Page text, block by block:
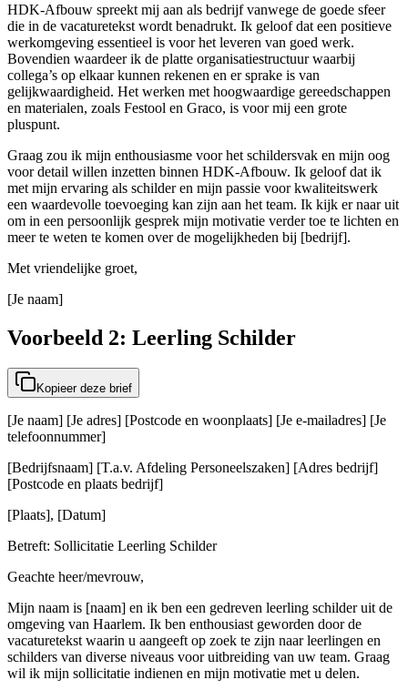
HDK-Afbouw spreekt mij aan als bedrijf vanwege de goede sfeer
die in de vacaturetekst wordt benadrukt. Ik geloof dat een positieve
werkomgeving essentieel is voor het leveren van goed werk.
Bovendien waardeer ik de platte organisatiestructuur waarbij
collega’s op elkaar kunnen rekenen en er sprake is van
gelijkwaardigheid. Het werken met hoogwaardige gereedschappen
en materialen, zoals Festool en Graco, is voor mij een grote
pluspunt.
Graag zou ik mijn enthousiasme voor het schildersvak en mijn oog
voor detail willen inzetten binnen HDK-Afbouw. Ik geloof dat ik
met mijn ervaring als schilder en mijn passie voor kwaliteitswerk
een waardevolle toevoeging kan zijn aan het team. Ik kijk er naar uit
om in een persoonlijk gesprek mijn motivatie verder toe te lichten en
meer te weten te komen over de mogelijkheden bij [bedrijf].
Met vriendelijke groet,
[Je naam]
Voorbeeld 2: Leerling Schilder
Kopieer deze brief
[Je naam] [Je adres] [Postcode en woonplaats] [Je e-mailadres] [Je
telefoonnummer]
[Bedrijfsnaam] [T.a.v. Afdeling Personeelszaken] [Adres bedrijf]
[Postcode en plaats bedrijf]
[Plaats], [Datum]
Betreft: Sollicitatie Leerling Schilder
Geachte heer/mevrouw,
Mijn naam is [naam] en ik ben een gedreven leerling schilder uit de
omgeving van Haarlem. Ik ben enthousiast geworden door de
vacaturetekst waarin u aangeeft op zoek te zijn naar leerlingen en
schilders van diverse niveaus voor uitbreiding van uw team. Graag
wil ik mijn sollicitatie indienen en mijn motivatie met u delen.